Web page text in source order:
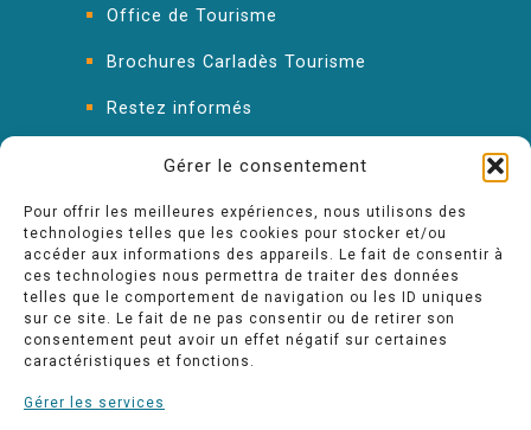
Gérer le consentement
Pour offrir les meilleures expériences, nous utilisons des
technologies telles que les cookies pour stocker et/ou
accéder aux informations des appareils. Le fait de consentir à
ces technologies nous permettra de traiter des données
telles que le comportement de navigation ou les ID uniques
sur ce site. Le fait de ne pas consentir ou de retirer son
consentement peut avoir un effet négatif sur certaines
caractéristiques et fonctions.
Gérer les services
Office de Tourisme
Brochures Carladès Tourisme
Restez informés
FAQ : les réponses à vos questions